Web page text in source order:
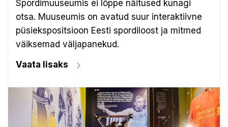
Spordimuuseumis ei lõppe näitused kunagi
otsa. Muuseumis on avatud suur interaktiivne
püsiekspositsioon Eesti spordiloost ja mitmed
väiksemad väljapanekud.
Vaata lisaks